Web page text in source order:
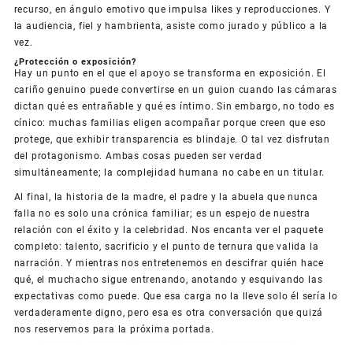
recurso, en ángulo emotivo que impulsa likes y reproducciones. Y
la audiencia, fiel y hambrienta, asiste como jurado y público a la
vez.
¿Protección o exposición?
Hay un punto en el que el apoyo se transforma en exposición. El
cariño genuino puede convertirse en un guion cuando las cámaras
dictan qué es entrañable y qué es íntimo. Sin embargo, no todo es
cínico: muchas familias eligen acompañar porque creen que eso
protege, que exhibir transparencia es blindaje. O tal vez disfrutan
del protagonismo. Ambas cosas pueden ser verdad
simultáneamente; la complejidad humana no cabe en un titular.
Al final, la historia de la madre, el padre y la abuela que nunca
falla no es solo una crónica familiar; es un espejo de nuestra
relación con el éxito y la celebridad. Nos encanta ver el paquete
completo: talento, sacrificio y el punto de ternura que valida la
narración. Y mientras nos entretenemos en descifrar quién hace
qué, el muchacho sigue entrenando, anotando y esquivando las
expectativas como puede. Que esa carga no la lleve solo él sería lo
verdaderamente digno, pero esa es otra conversación que quizá
nos reservemos para la próxima portada.